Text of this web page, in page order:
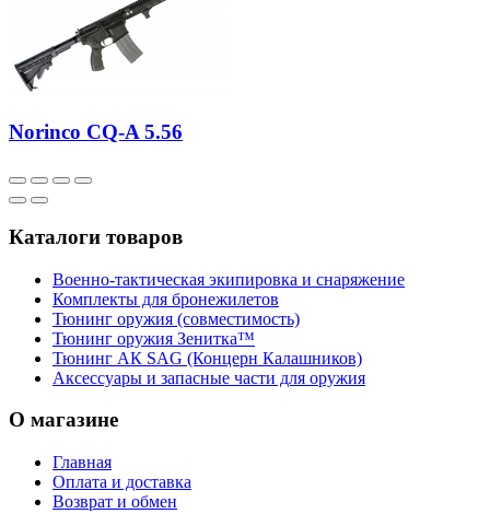
Norinco CQ-A 5.56
Каталоги товаров
Военно-тактическая экипировка и снаряжение
Комплекты для бронежилетов
Тюнинг оружия (совместимость)
Тюнинг оружия Зенитка™
Тюнинг АК SAG (Концерн Калашников)
Аксессуары и запасные части для оружия
О магазине
Главная
Оплата и доставка
Возврат и обмен